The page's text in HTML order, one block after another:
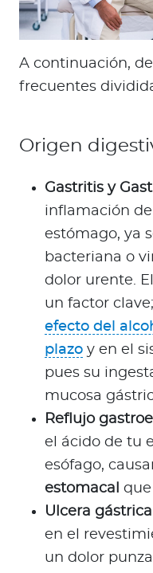
A continuación,
frecuentes
Origen
Gastritis y
inflamación
estómago, ya
bacteriana o
dolor urente.
un factor
efecto del
plazo y en el
pues su
mucosa
Reflujo
el ácido de tu
esófago,
estomacal que
Ulcera
en el
un dolor